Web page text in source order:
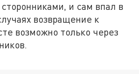
и сам впал в
возвращение к
возможно только через